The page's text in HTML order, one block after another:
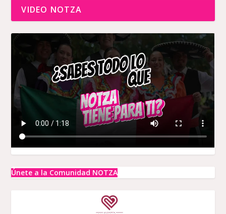
VIDEO NOTZA
Únete a la Comunidad NOTZA